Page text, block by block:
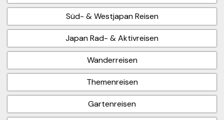
Süd- & Westjapan Reisen
Japan Rad- & Aktivreisen
Wanderreisen
Themenreisen
Gartenreisen